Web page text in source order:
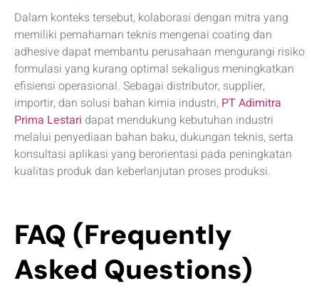
Dalam konteks tersebut, kolaborasi dengan mitra yang
memiliki pemahaman teknis mengenai coating dan
adhesive dapat membantu perusahaan mengurangi risiko
formulasi yang kurang optimal sekaligus meningkatkan
efisiensi operasional. Sebagai distributor, supplier,
importir, dan solusi bahan kimia industri, PT Adimitra
Prima Lestari dapat mendukung kebutuhan industri
melalui penyediaan bahan baku, dukungan teknis, serta
konsultasi aplikasi yang berorientasi pada peningkatan
kualitas produk dan keberlanjutan proses produksi.
FAQ (Frequently
Asked Questions)